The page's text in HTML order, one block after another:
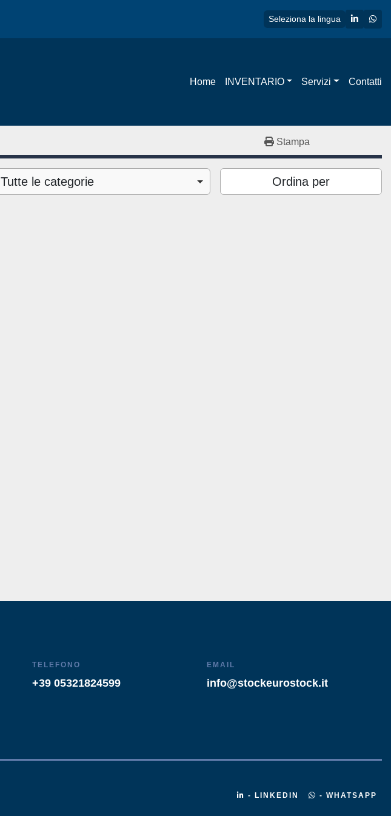
Seleziona la lingua linkedin
Home INVENTARIO Servizi Contatti
Stampa
Tutte le categorie Ordina per
TELEFONO
+39 05321824599
EMAIL
info@stockeurostock.it
- LINKEDIN - WHATSAPP